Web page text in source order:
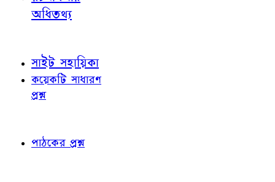
অধিতথ্য
সাইট সহায়িকা
কয়েকটি সাধারণ
প্রশ্ন
পাঠকের প্রশ্ন